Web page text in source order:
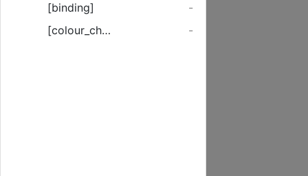
[binding]
-
[colour_checker]
-